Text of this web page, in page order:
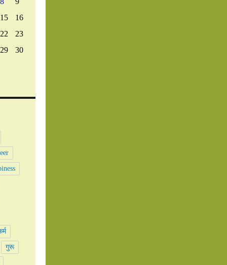
15
16
22
23
29
30
गुरू